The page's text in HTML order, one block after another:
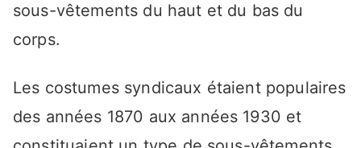
sous-vêtements du haut et du bas du
corps.
Les costumes syndicaux étaient populaires
des années 1870 aux années 1930 et